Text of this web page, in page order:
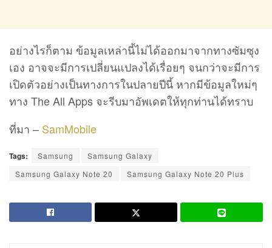
อย่างไรก็ตาม ข้อมูลเหล่านี้ไม่ได้ออกมาจากทางซัมซุง
เอง อาจจะมีการเปลี่ยนแปลงได้เรื่อยๆ จนกว่าจะมีการ
เปิดตัวอย่างเป็นทางการในปลายปีนี้ หากมีข้อมูลใหม่ๆ
ทาง The All Apps จะรีบมาอัพเดตให้ทุกท่านได้ทราบ
ที่มา – SamMobile
Tags: Samsung
Samsung Galaxy
Samsung Galaxy Note 20
Samsung Galaxy Note 20 Plus